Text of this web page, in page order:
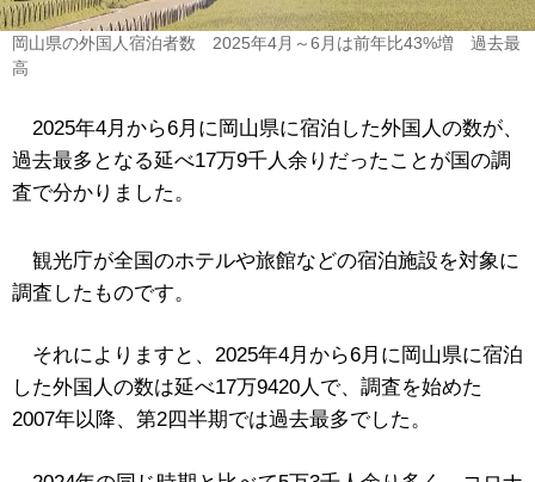
岡山県の外国人宿泊者数 2025年4月～6月は前年比43%増 過去最
高
2025年4月から6月に岡山県に宿泊した外国人の数が、
過去最多となる延べ17万9千人余りだったことが国の調
査で分かりました。
観光庁が全国のホテルや旅館などの宿泊施設を対象に
調査したものです。
それによりますと、2025年4月から6月に岡山県に宿泊
した外国人の数は延べ17万9420人で、調査を始めた
2007年以降、第2四半期では過去最多でした。